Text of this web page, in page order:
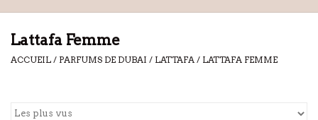
Lattafa Femme
ACCUEIL / PARFUMS DE DUBAI / LATTAFA / LATTAFA FEMME